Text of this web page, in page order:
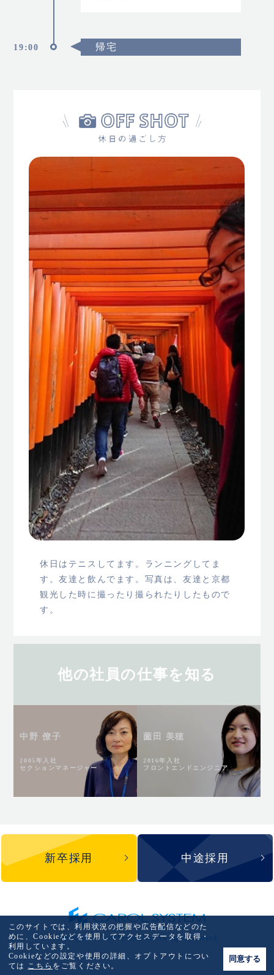
19:00 帰宅
休日はテニスしてます。ランニングしてま
す。友達と飲んでます。写真は、友達と京都
観光した時に撮ったり撮られたりしたもので
す。
他の社員の仕事を知る
中野 僚子
2005年入社
セクションマネージャー
薗田 美穂
2016年入社
フロントエンドエンジニア
新卒採用 中途採用
Copyright © Carol System Inc. All rights reserved.
このサイトでは、利用状況の把握や広告配信などのた
めに、Cookieなどを使用してアクセスデータを取得・
利用しています。
Cookieなどの設定や使用の詳細、オプトアウトについ
ては こちら をご覧ください。
同意する